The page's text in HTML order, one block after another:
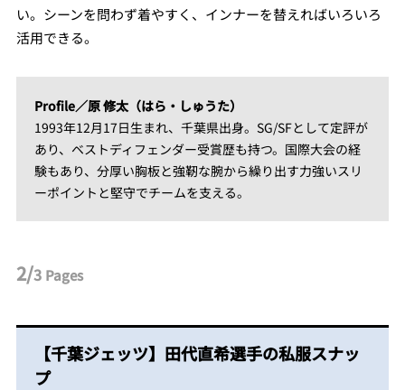
い。シーンを問わず着やすく、インナーを替えればいろいろ
活用できる。
Profile／原 修太（はら・しゅうた）
1993年12月17日生まれ、千葉県出身。SG/SFとして定評が
あり、ベストディフェンダー受賞歴も持つ。国際大会の経
験もあり、分厚い胸板と強靭な腕から繰り出す力強いスリ
ーポイントと堅守でチームを支える。
2/3 Pages
【千葉ジェッツ】田代直希選手の私服スナッ
プ